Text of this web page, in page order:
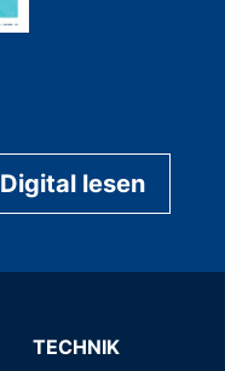
Digital lesen
TECHNIK